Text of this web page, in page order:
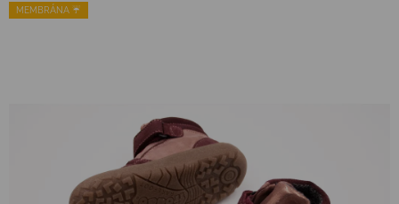
MEMBRÁNA ☔️